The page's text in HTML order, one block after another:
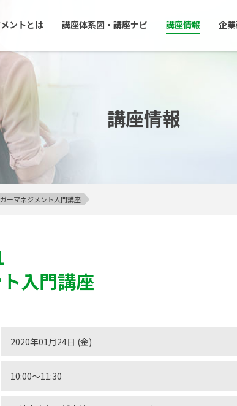
ントとは 講座体系図・講座ナビ 講座情報 企
講座情報
ーマネジメント入門講座
入門講座
2020年01月24日 (金)
10:00〜11:30